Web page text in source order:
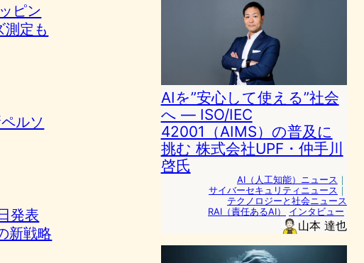
ピン
定も
ルソ
発表
新戦略
AIを”安心して使える”社会
へ ― ISO/IEC
42001（AIMS）の普及に
挑む 株式会社UPF・仲手川
啓氏
AI（人工知能）ニュース ｜
サイバーセキュリティニュース ｜
テクノロジーと社会ニュース
RAI（責任あるAI）
インタビュー
山本 達也